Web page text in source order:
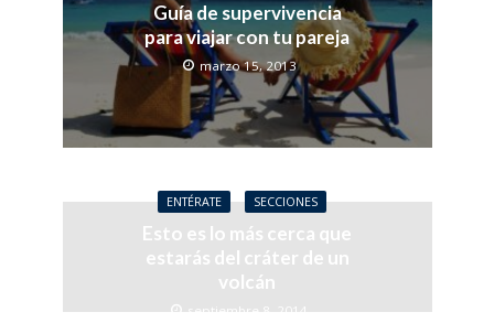
Guía de supervivencia
para viajar con tu pareja
marzo 15, 2013
ENTÉRATE SECCIONES
Esto es lo más cerca que
estarás del cráter de un
volcán
septiembre 8, 2014